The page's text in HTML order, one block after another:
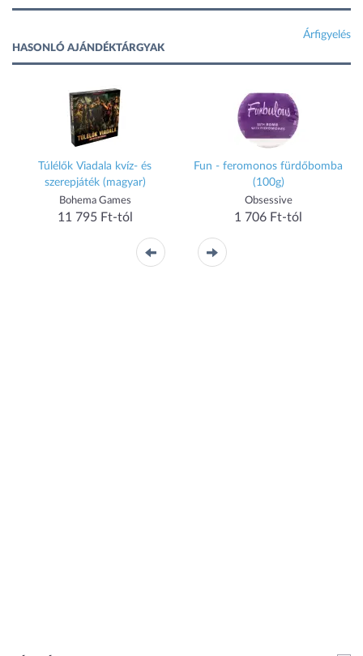
Árfigyelés
HASONLÓ AJÁNDÉKTÁRGYAK
Túlélők Viadala kvíz- és
szerepjáték (magyar)
Bohema Games
11 795 Ft-tól
Fun - feromonos fürdőbomba
(100g)
Obsessive
1 706 Ft-tól